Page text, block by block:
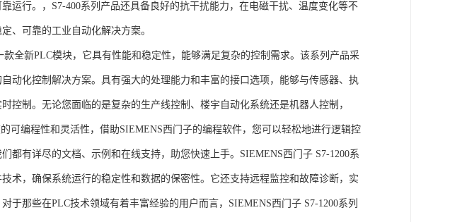
运行。，S7-400系列产品还具备良好的抗干扰能力，在电磁干扰、温度变化等不
、可靠的工业自动化解决方案。
新PLC模块，它具有性能和稳定性，能够满足复杂的控制需求。该系列产品采
动化控制解决方案。具有强大的处理能力和丰富的接口选项，能够与传感器、执
控制。无论您面临的是复杂的生产线控制、楼宇自动化系统还是机器人控制，
可编程性和灵活性，借助SIEMENS西门子的编程软件，您可以轻松地进行逻辑控
都有详尽的文档、示例和在线支持，助您快速上手。SIEMENS西门子 S7-1200系
术，确保系统运行的稳定性和数据的保密性。它还支持远程监控和故障诊断，实
于那些在PLC技术领域有着丰富经验的用户而言，SIEMENS西门子 S7-1200系列